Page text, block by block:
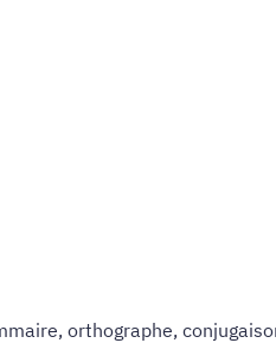
orthographe,